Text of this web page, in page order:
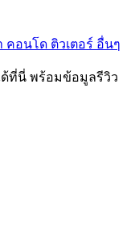
คอนโด ติวเตอร์ อื่นๆ
ที่นี่ พร้อมข้อมูลรีวิว